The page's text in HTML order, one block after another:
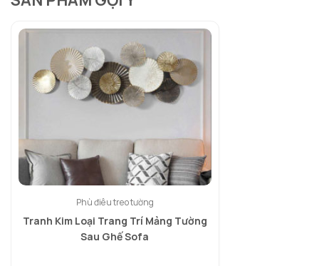
Phù điêu treo tường
Tranh Kim Loại Trang Trí Mảng Tường
Sau Ghế Sofa